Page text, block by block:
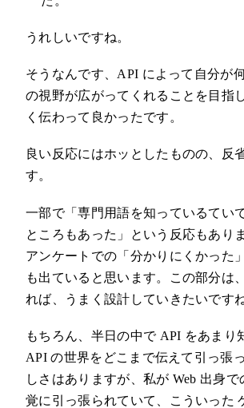
うれしいですね。
そうなんです、API によって自分が
の視野が広がってくれることを目指
く伝わって良かったです。
良い反応にはホッとしたものの、反
す。
一部で「専門用語を知っているてい
ところもあった」という反応もあり
アンケートでの「分かりにくかった
も出ていると思います。この部分は
れば、うまく設計していきたいですね
もちろん、半日の中で API をあまり
API の世界をどこまで伝えて引っ張
しさはありますが、私が Web 出身
覚に引っ張られていて、こういった